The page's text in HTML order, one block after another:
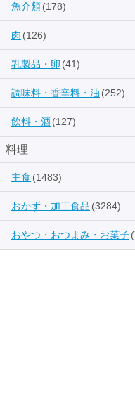
魚介類(178)
肉 (126)
乳製品・卵 (41)
調味料・香辛料・油 (252)
飲料・酒(127)
料理
主食 (1483)
おかず・加工食品 (3284)
おやつ・おつまみ・お菓子